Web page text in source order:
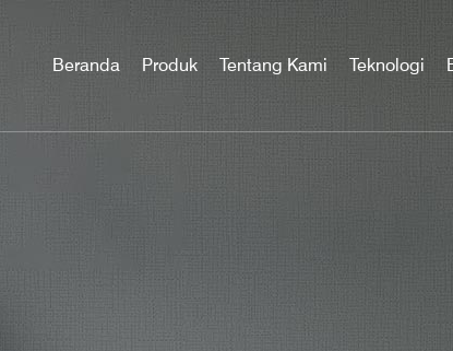
Beranda Produk Tentang Kami Teknologi